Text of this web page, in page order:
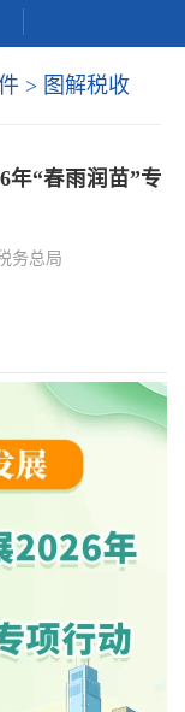
> 图解税收
年“春雨润苗”专
务总局